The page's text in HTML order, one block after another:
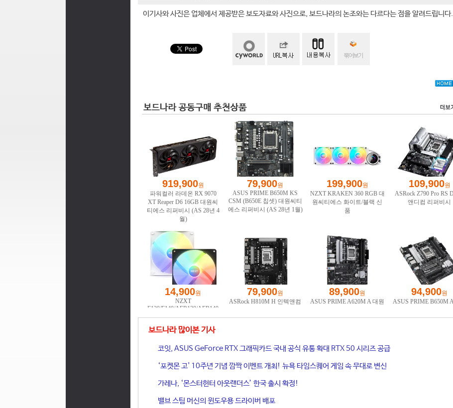
이기사와 사진은 업체에서 제공받은 보도자료와 사진으로, 보드나라의 논조와는 다르다는 점을 알려드립니다.
보드나라 많이본 기사
코잇, ASUS GeForce RTX 그래픽카드 국내 공식 유통 확대 RTX 50 시리즈 공급
‘포켓몬 고' 10주년 기념 깜짝 이벤트 개최! 뉴욕 타임스퀘어 게임 속 무대로 변신
가레나, ‘몬스터헌터 아웃랜더스’ 한국 출시 확정!
밸브 스팀 머신의 윈도우용 드라이버 배포